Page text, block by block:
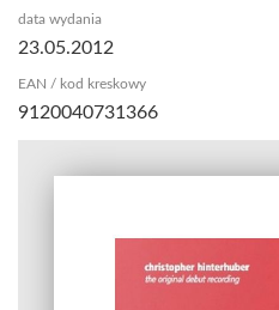
data wydania
23.05.2012
EAN / kod kreskowy
9120040731366